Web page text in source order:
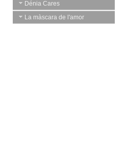
Dénia Cares
La màscara de l'amor